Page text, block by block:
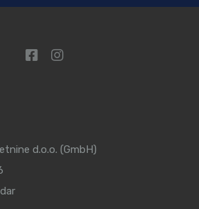
d.o.o. (GmbH)